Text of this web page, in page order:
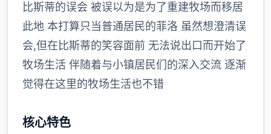
比斯蒂的误会 被误以为是为了重建牧场而移居
此地 本打算只当普通居民的菲洛 虽然想澄清误
会,但在比斯蒂的笑容面前 无法说出口而开始了
牧场生活 伴随着与小镇居民们的深入交流 逐渐
觉得在这里的牧场生活也不错
核心特色